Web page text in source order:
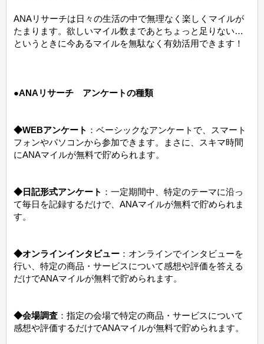
ANAリサーチは日々の生活の中で無理なく楽しくマイルが
たまります。欲しいマイル数まであとちょっと足りない…
というときに今あるマイルを無駄なく有効活用できます！
●ANAリサーチ アンケートの種類
◆WEBアンケート ：ベーシックなアンケートで、スマート
フォンやパソコンから参加できます。まさに、スキマ時間
にANAマイルが無料で貯められます。
◆日記形式アンケート ：一定期間中、特定のテーマに沿っ
て毎日を記録するだけで、ANAマイルが無料で貯められま
す。
◆オンラインインタビュー：オンラインでインタビューを
行い、特定の商品・サービスについて感想や評価を答える
だけでANAマイルが無料で貯められます。
◆会場調査：指定の会場で特定の商品・サービスについて
感想や評価するだけでANAマイルが無料で貯められます。